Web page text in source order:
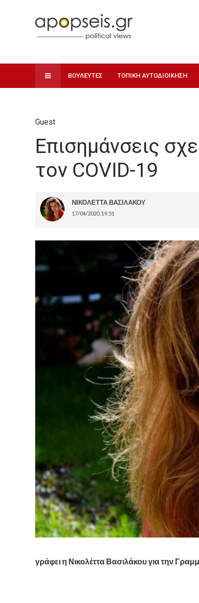
ΒΟΥΛΕΥΤΕΣ ΤΟΠΙΚΗ ΑΥΤΟΔΙΟΙΚΗΣΗ
Guest
Επισημάνσεις
τον COVID-19
ΝΙΚΟΛΕΤΤΑ ΒΑΣΙΛΑΚΟΥ
17/04/2020, 19:51
γράφει η Νικολέττα Βασιλάκου για την